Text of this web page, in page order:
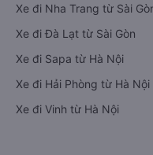
Xe đi Nha Trang từ Sài
Xe đi Đà Lạt từ Sài Gòn
Xe đi Sapa từ Hà Nội
Xe đi Hải Phòng từ Hà Nội
Xe đi Vinh từ Hà Nội